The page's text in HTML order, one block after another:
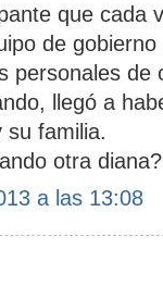
que cada
de
personales de
llegó a
su familia.
otra diana?
a las 13:08